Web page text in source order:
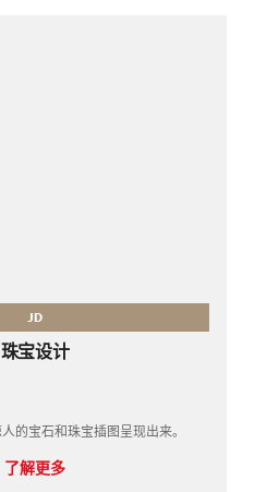
JD
珠宝设计
的宝石和珠宝插图呈现出来。
了解更多